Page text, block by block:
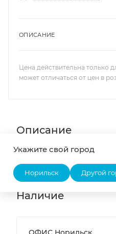
ОПИСАНИЕ
Цена действительна только
может отличаться от цен в
Описание
Наличие
Укажите свой город
Норильск Другой